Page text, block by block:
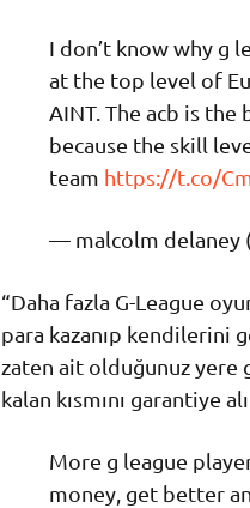
I don’t know why g
at the top level of
AINT. The acb is
because the skill
team https://t.co/
— malcolm delaney
“Daha fazla G-League
para kazanıp kendilerini
zaten ait olduğunuz yere
kalan kısmını garantiye
More g league
money, get better